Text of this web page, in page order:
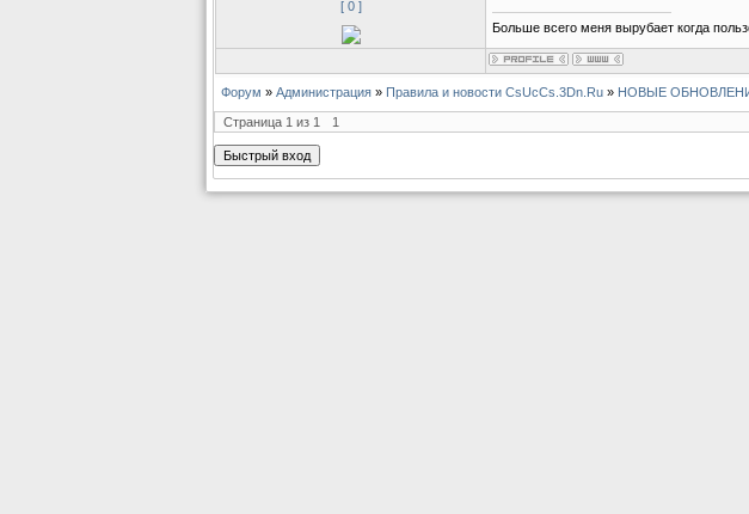
[ 0 ]
Больше всего меня вырубает когда
Форум » Администрация » Правила и новости CsUcCs.3Dn.Ru » НОВЫЕ
Страница 1 из 1 1